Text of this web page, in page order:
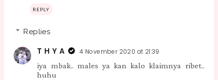
REPLY
Replies
T H Y A 4 November 2020 at 21:39
iya mbak.. males ya kan kalo klaimnya ribet..
huhu